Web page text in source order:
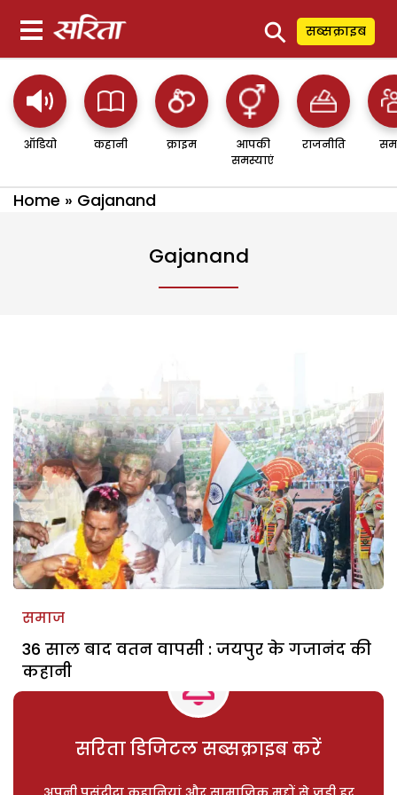
⚲ सब्सक्राइब
ऑडियो कहानी क्राइम
आपकी
समस्याएं
राजनीति
Home » Gajanand
Gajanand
समाज
36 साल बाद वतन वापसी : जयपुर के गजानंद की
कहानी
सरिता डिजिटल सब्सक्राइब करें